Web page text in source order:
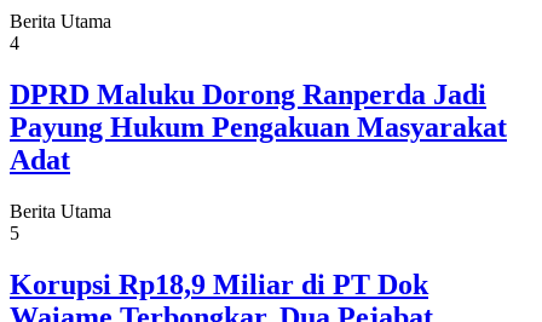
Berita Utama
4
DPRD Maluku Dorong Ranperda Jadi
Payung Hukum Pengakuan Masyarakat
Adat
Berita Utama
5
Korupsi Rp18,9 Miliar di PT Dok